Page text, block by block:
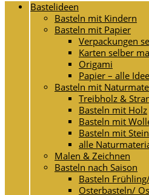
Bastelideen
Basteln mit Kindern
Basteln mit Papier
Verpackungen
Karten selber
Origami
Papier – alle
Basteln mit
Treibholz &
Basteln mit Holz
Basteln mit
Basteln mit
alle
Malen & Zeichnen
Basteln nach Saison
Basteln
Osterbasteln/